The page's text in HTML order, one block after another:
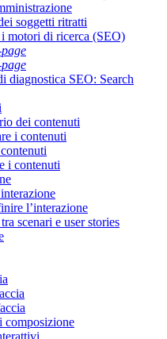
soggetti ritratti
motori di ricerca (SEO)
diagnostica SEO: Search
dei contenuti
i contenuti
i contenuti
l’interazione
scenari e user stories
composizione